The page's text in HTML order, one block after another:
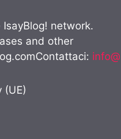
network.
and other
:
(UE)